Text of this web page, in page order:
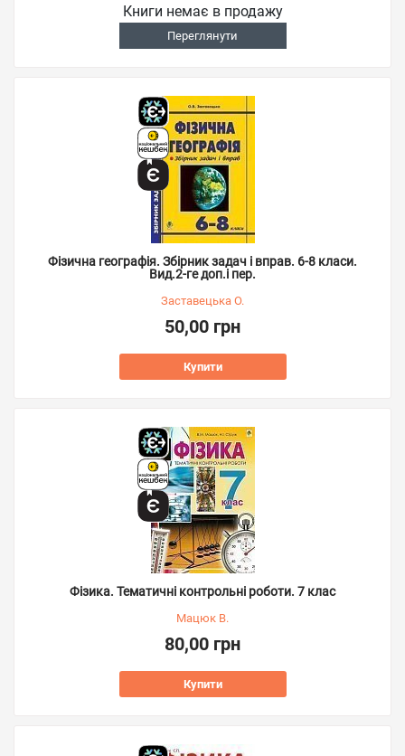
Книги немає в продажу
Переглянути
Фізична географія. Збірник задач і вправ. 6-8 класи.
Вид.2-ге доп.і пер.
Заставецька О.
50,00 грн
Купити
Фізика. Тематичні контрольні роботи. 7 клас
Мацюк В.
80,00 грн
Купити